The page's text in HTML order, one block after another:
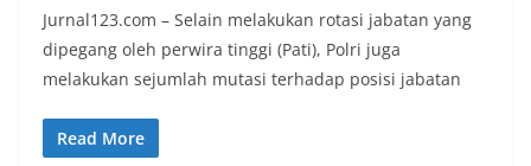
Jurnal123.com – Selain melakukan rotasi jabatan yang
dipegang oleh perwira tinggi (Pati), Polri juga
melakukan sejumlah mutasi terhadap posisi jabatan
Read More